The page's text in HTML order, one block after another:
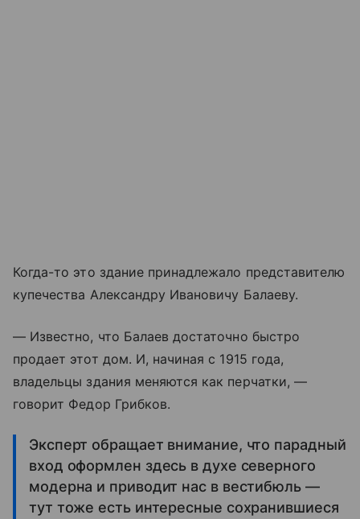
Когда-то это здание принадлежало представителю
купечества Александру Ивановичу Балаеву.
— Известно, что Балаев достаточно быстро
продает этот дом. И, начиная с 1915 года,
владельцы здания меняются как перчатки, —
говорит Федор Грибков.
Эксперт обращает внимание, что парадный
вход оформлен здесь в духе северного
модерна и приводит нас в вестибюль —
тут тоже есть интересные сохранившиеся